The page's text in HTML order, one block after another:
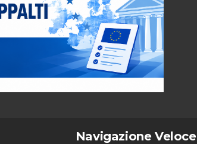
Navigazione Veloce